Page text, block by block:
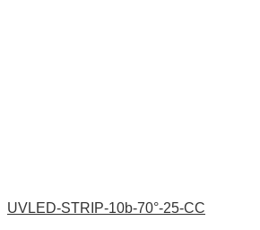
UVLED-STRIP-10b-70°-25-CC